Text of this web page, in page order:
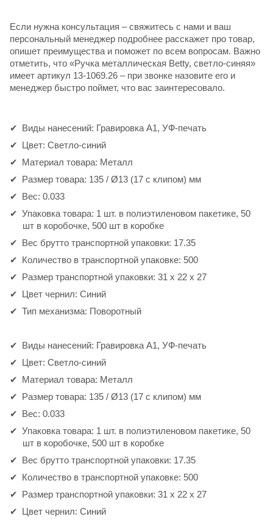
Если нужна консультация – свяжитесь с нами и ваш
персональный менеджер подробнее расскажет про товар,
опишет преимущества и поможет по всем вопросам. Важно
отметить, что «Ручка металлическая Betty, светло-синяя»
имеет артикул 13-1069.26 – при звонке назовите его и
менеджер быстро поймет, что вас заинтересовало.
Виды нанесений: Гравировка А1, УФ-печать
Цвет: Светло-синий
Материал товара: Металл
Размер товара: 135 / Ø13 (17 с клипом) мм
Вес: 0.033
Упаковка товара: 1 шт. в полиэтиленовом пакетике, 50
шт в коробочке, 500 шт в коробке
Вес брутто транспортной упаковки: 17.35
Количество в транспортной упаковке: 500
Размер транспортной упаковки: 31 x 22 x 27
Цвет чернил: Синий
Тип механизма: Поворотный
Виды нанесений: Гравировка А1, УФ-печать
Цвет: Светло-синий
Материал товара: Металл
Размер товара: 135 / Ø13 (17 с клипом) мм
Вес: 0.033
Упаковка товара: 1 шт. в полиэтиленовом пакетике, 50
шт в коробочке, 500 шт в коробке
Вес брутто транспортной упаковки: 17.35
Количество в транспортной упаковке: 500
Размер транспортной упаковки: 31 x 22 x 27
Цвет чернил: Синий